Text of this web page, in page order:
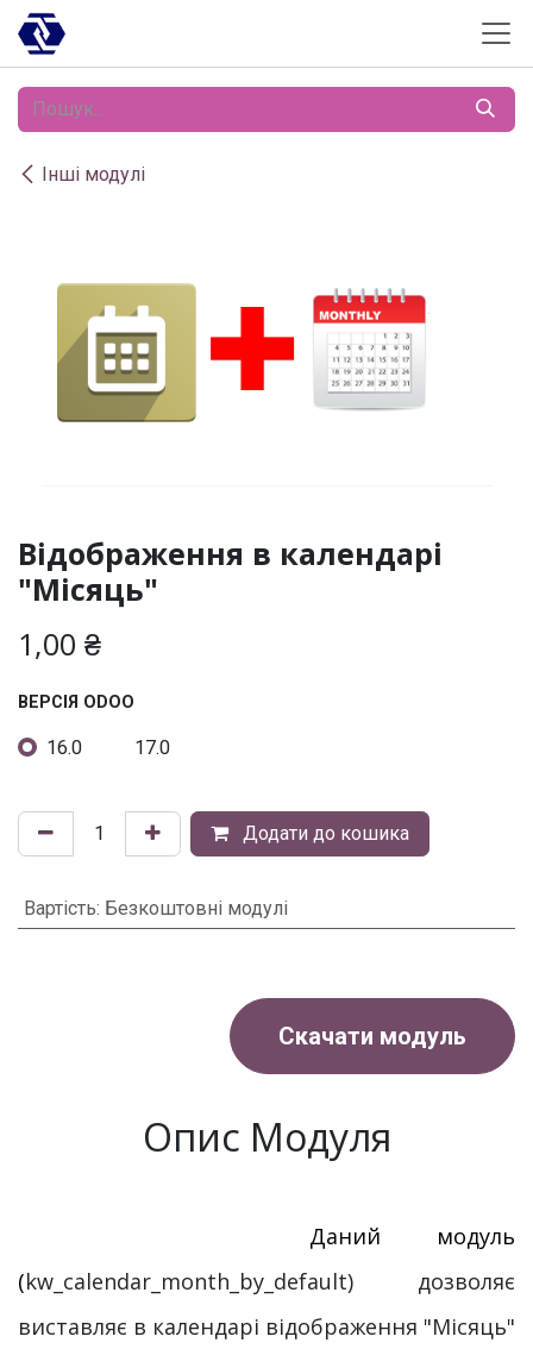
Skip to Content
Інші модулі
Відображення в календарі
"Місяць"
1,00 ₴
ВЕРСІЯ ODOO
16.0 17.0
Додати до кошика
Вартість: Безкоштовні модулі
Скачати модуль
Опис Модуля
Даний модуль
(kw_calendar_month_by_default) дозволяє
виставляє в календарі відображення "Місяць"